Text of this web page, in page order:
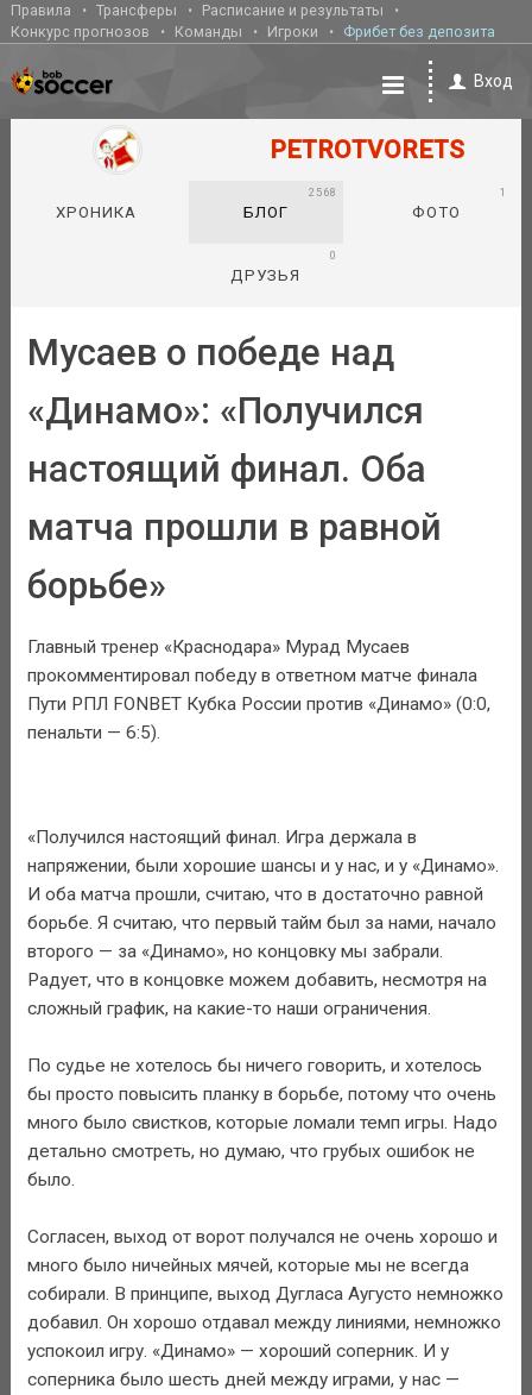
Правила Трансферы
Расписание и результаты
Конкурс прогнозов
Команды Игроки Фрибет без депозита
Вход
PETROTVORETS
ХРОНИКА БЛОГ
2568
ФОТО
1
ДРУЗЬЯ
0
Мусаев о победе над
«Динамо»: «Получился
настоящий финал. Оба
матча прошли в равной
борьбе»
Главный тренер «Краснодара» Мурад Мусаев
прокомментировал победу в ответном матче финала
Пути РПЛ FONBET Кубка России против «Динамо» (0:0,
пенальти — 6:5).
«Получился настоящий финал. Игра держала в
напряжении, были хорошие шансы и у нас, и у «Динамо».
И оба матча прошли, считаю, что в достаточно равной
борьбе. Я считаю, что первый тайм был за нами, начало
второго — за «Динамо», но концовку мы забрали.
Радует, что в концовке можем добавить, несмотря на
сложный график, на какие-то наши ограничения.
По судье не хотелось бы ничего говорить, и хотелось
бы просто повысить планку в борьбе, потому что очень
много было свистков, которые ломали темп игры. Надо
детально смотреть, но думаю, что грубых ошибок не
было.
Согласен, выход от ворот получался не очень хорошо и
много было ничейных мячей, которые мы не всегда
собирали. В принципе, выход Дугласа Аугусто немножко
добавил. Он хорошо отдавал между линиями, немножко
успокоил игру. «Динамо» — хороший соперник. И у
соперника было шесть дней между играми, у нас —